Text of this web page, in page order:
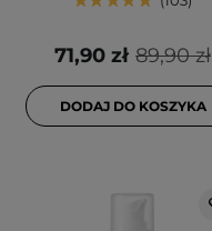
89,90 zł
71,90 zł
DODAJ DO KOSZYKA